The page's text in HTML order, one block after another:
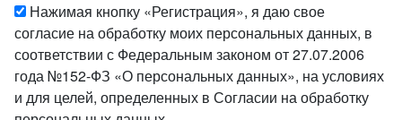
Нажимая кнопку «Регистрация», я даю свое
согласие на обработку моих персональных данных, в
соответствии с Федеральным законом от 27.07.2006
года №152-ФЗ «О персональных данных», на условиях
и для целей, определенных в Согласии на обработку